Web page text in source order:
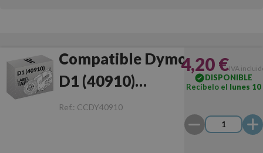
Compatible Dymo
D1 (40910)
Negro/Transparente
Ref.: CCDY40910
4,20 €IVA
DISPONIBLE
Recíbelo el lunes 10